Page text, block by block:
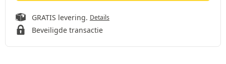
GRATIS levering. Details
Beveiligde transactie